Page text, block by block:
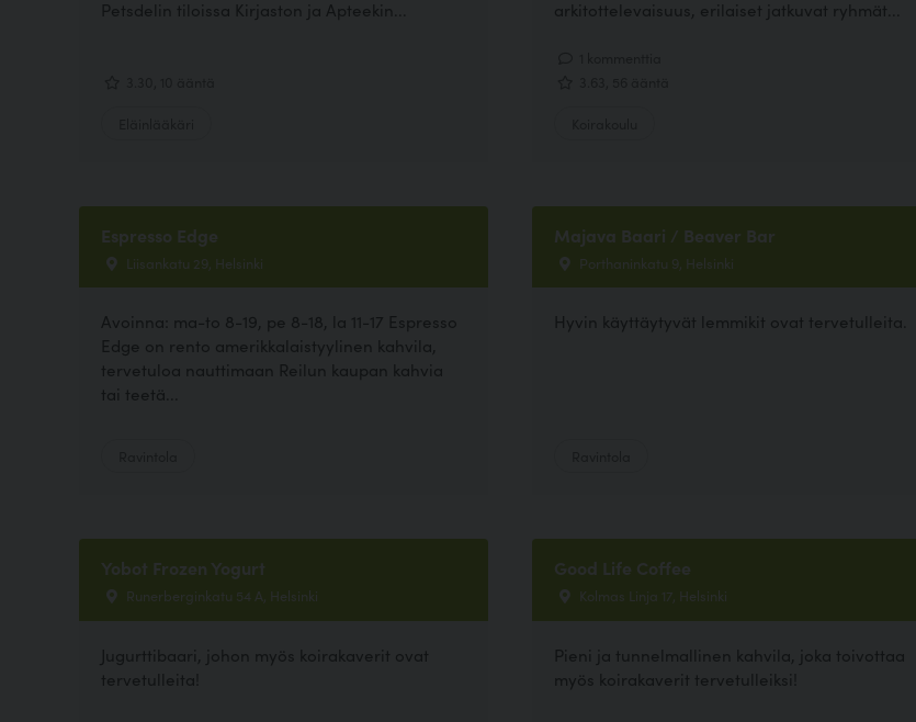
Petsdelin tiloissa Kirjaston ja Apteekin...
arkitottelevaisuus, erilaiset jatkuvat ryhmät...
Espresso Edge
Liisankatu 29, Helsinki
Avoinna: ma-to 8-19, pe 8-18, la 11-17 Espresso
Edge on rento amerikkalaistyylinen kahvila,
tervetuloa nauttimaan Reilun kaupan kahvia
tai teetä...
Majava Baari / Beaver Bar
Porthaninkatu 9, Helsinki
Hyvin käyttäytyvät lemmikit ovat tervetulleita.
Yobot Frozen Yogurt
Runerberginkatu 54 A, Helsinki
Jugurttibaari, johon myös koirakaverit ovat
tervetulleita!
Good Life Coffee
Kolmas Linja 17, Helsinki
Pieni ja tunnelmallinen kahvila, joka toivottaa
myös koirakaverit tervetulleiksi!